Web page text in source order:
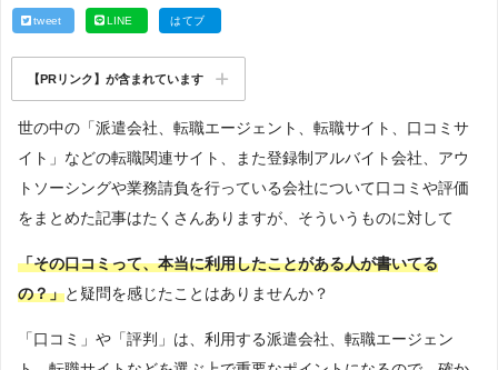
tweet LINE はてブ
【PRリンク】が含まれています
世の中の「派遣会社、転職エージェント、転職サイト、口コミサ
イト」などの転職関連サイト、また登録制アルバイト会社、アウ
トソーシングや業務請負を行っている会社について口コミや評価
をまとめた記事はたくさんありますが、そういうものに対して
「その口コミって、本当に利用したことがある人が書いてる
の？」と疑問を感じたことはありませんか？
「口コミ」や「評判」は、利用する派遣会社、転職エージェン